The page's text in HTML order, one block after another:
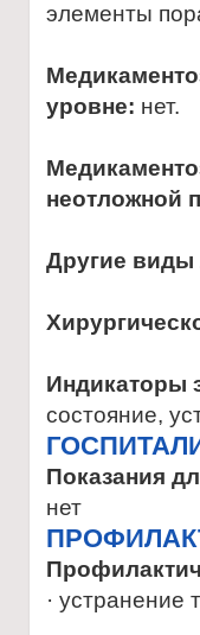
элементы
уровне: нет.
неотложной
Другие виды
Индикаторы
состояние,
Показания
нет
·